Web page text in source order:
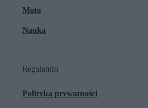
Moto
Nauka
Regulamin
Polityka prywatności